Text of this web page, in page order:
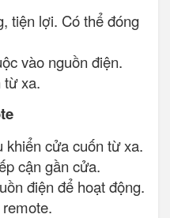
tiện lợi. Có thể đóng
vào nguồn điện.
từ xa.
khiển cửa cuốn từ xa.
cận gần cửa.
điện để hoạt động.